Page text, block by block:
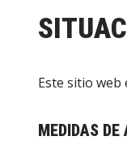
Este sitio
MEDIDAS